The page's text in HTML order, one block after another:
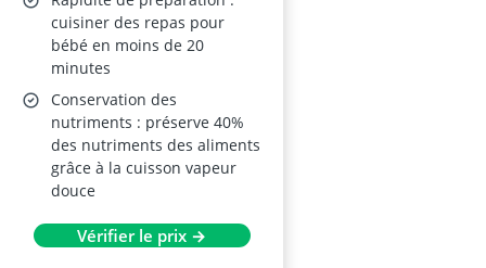
cuisiner des repas pour
bébé en moins de 20
minutes
Conservation des
nutriments : préserve 40%
des nutriments des aliments
grâce à la cuisson vapeur
douce
Vérifier le prix →